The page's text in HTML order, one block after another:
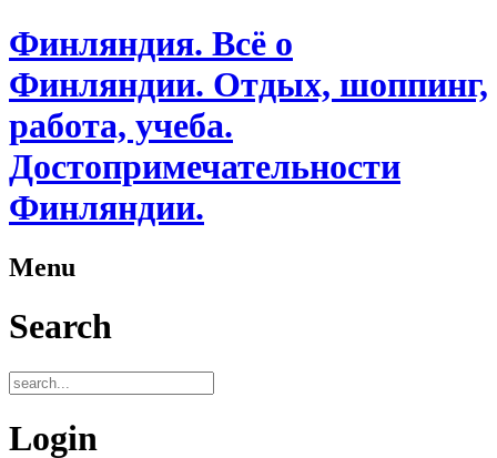
Финляндия. Всё о
Финляндии. Отдых, шоппинг,
работа, учеба.
Достопримечательности
Финляндии.
Menu
Search
Login